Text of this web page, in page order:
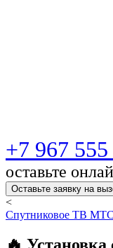
+7 967
оставьте
Оставьте заявку на
<
Спутниковое ТВ МТС